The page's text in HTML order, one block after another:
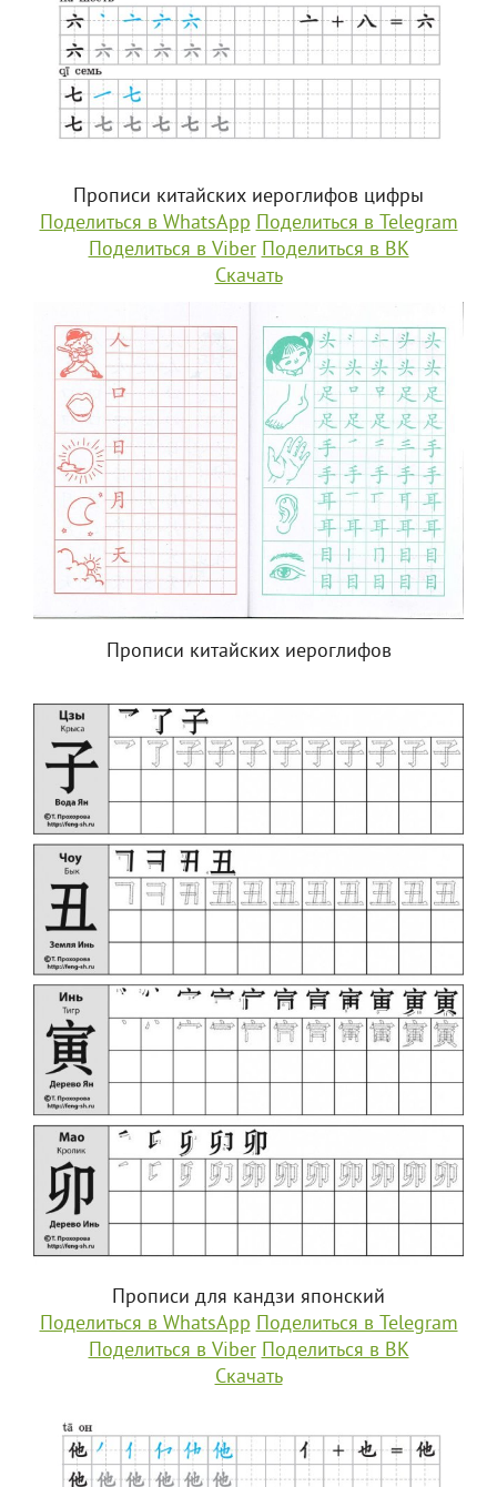
Прописи китайских иероглифов цифры
Поделиться в WhatsApp Поделиться в Telegram
Поделиться в Viber Поделиться в ВК
Скачать
Прописи китайских иероглифов
Прописи для кандзи японский
Поделиться в WhatsApp Поделиться в Telegram
Поделиться в Viber Поделиться в ВК
Скачать